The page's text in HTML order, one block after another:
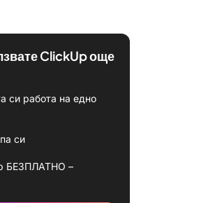
ClickUp още
си работа на едно
си
БЕЗПЛАТНО –